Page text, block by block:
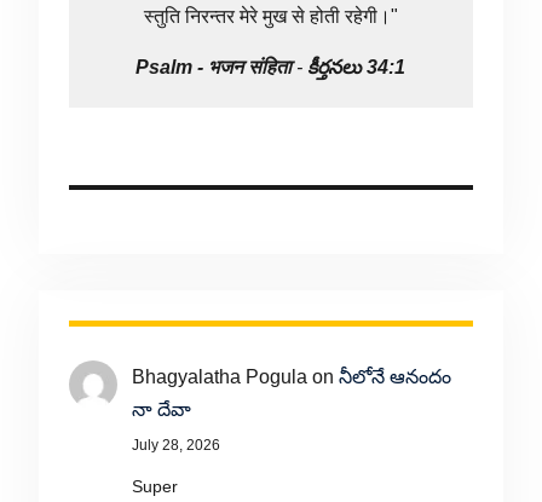
स्तुति निरन्तर मेरे मुख से होती रहेगी।"
Psalm - भजन संहिता- కీర్తనలు 34:1
Bhagyalatha Pogula on నీలోనే ఆనందం
నా దేవా
July 28, 2026
Super